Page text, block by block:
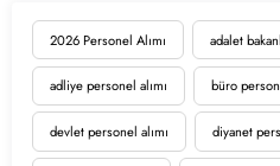
2026 Personel Alımı adalet
adliye personel alımı büro
devlet personel alımı diyanet